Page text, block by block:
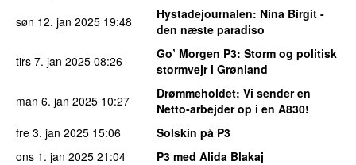
søn 12. jan 2025 19:48 Hystadejournalen: Nina Birgit -
den næste paradiso
tirs 7. jan 2025 08:26 Go’ Morgen P3: Storm og politisk
stormvejr i Grønland
man 6. jan 2025 10:27 Drømmeholdet: Vi sender en
Netto-arbejder op i en A830!
fre 3. jan 2025 15:06
Solskin på P3
ons 1. jan 2025 21:04
P3 med Alida Blakaj